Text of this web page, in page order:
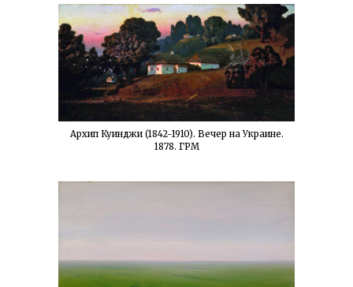
Архип Куинджи (1842-1910). Вечер на Украине.
1878. ГРМ